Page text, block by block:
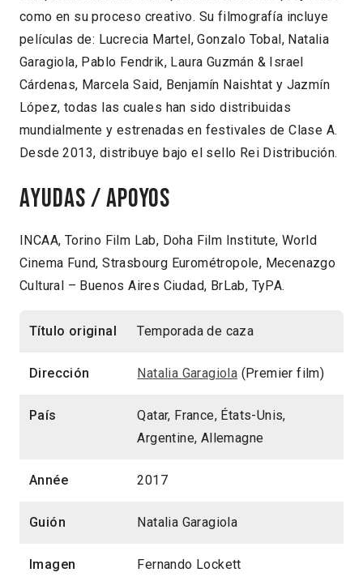
como en su proceso creativo. Su filmografía incluye
películas de: Lucrecia Martel, Gonzalo Tobal, Natalia
Garagiola, Pablo Fendrik, Laura Guzmán & Israel
Cárdenas, Marcela Said, Benjamín Naishtat y Jazmín
López, todas las cuales han sido distribuidas
mundialmente y estrenadas en festivales de Clase A.
Desde 2013, distribuye bajo el sello Rei Distribución.
Ayudas / Apoyos
INCAA, Torino Film Lab, Doha Film Institute, World
Cinema Fund, Strasbourg Eurométropole, Mecenazgo
Cultural – Buenos Aires Ciudad, BrLab, TyPA.
Título original Temporada de caza
Dirección Natalia Garagiola (Premier film)
País
Qatar, France, États-Unis,
Argentine, Allemagne
Année 2017
Guión Natalia Garagiola
Imagen Fernando Lockett